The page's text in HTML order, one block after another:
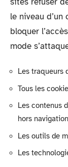
le niveau
bloquer
mode
Les traqueurs
Tous les
Les contenus
hors
Les outils de
Les